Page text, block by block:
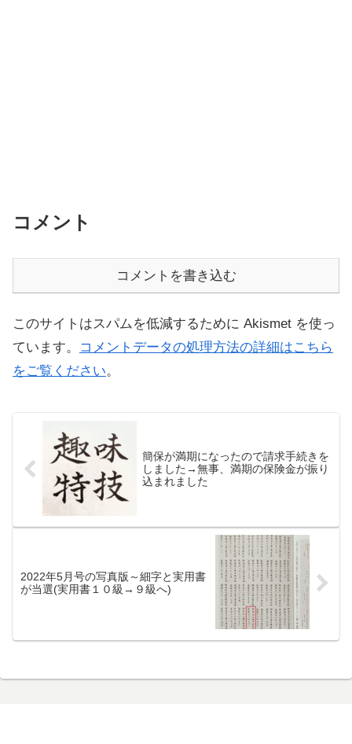
コメント
コメントを書き込む
このサイトはスパムを低減するために Akismet を使っ
ています。
コメントデータの処理方法の詳細はこちら
をご覧ください。
簡保が満期になったので請求手続きを
しました→無事、満期の保険金が振り
込まれました
2022年5月号の写真版～細字と実用書
が当選(実用書１０級→９級へ)